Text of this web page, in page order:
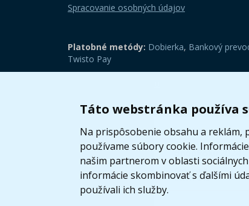
Táto webstránka používa
Na prispôsobenie obsahu a reklám,
používame súbory cookie.
našim partnerom v oblasti
informácie skombinovať s ďalšími
používali ich služby.
Spracovanie osobných údajov
Platobné metódy: Dobierka, Bankový
Twisto Pay